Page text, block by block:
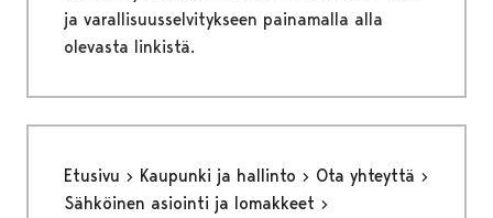
ja varallisuusselvitykseen painamalla alla
olevasta linkistä.
Etusivu Kaupunki ja hallinto
Ota yhteyttä
Sähköinen asiointi ja lomakkeet